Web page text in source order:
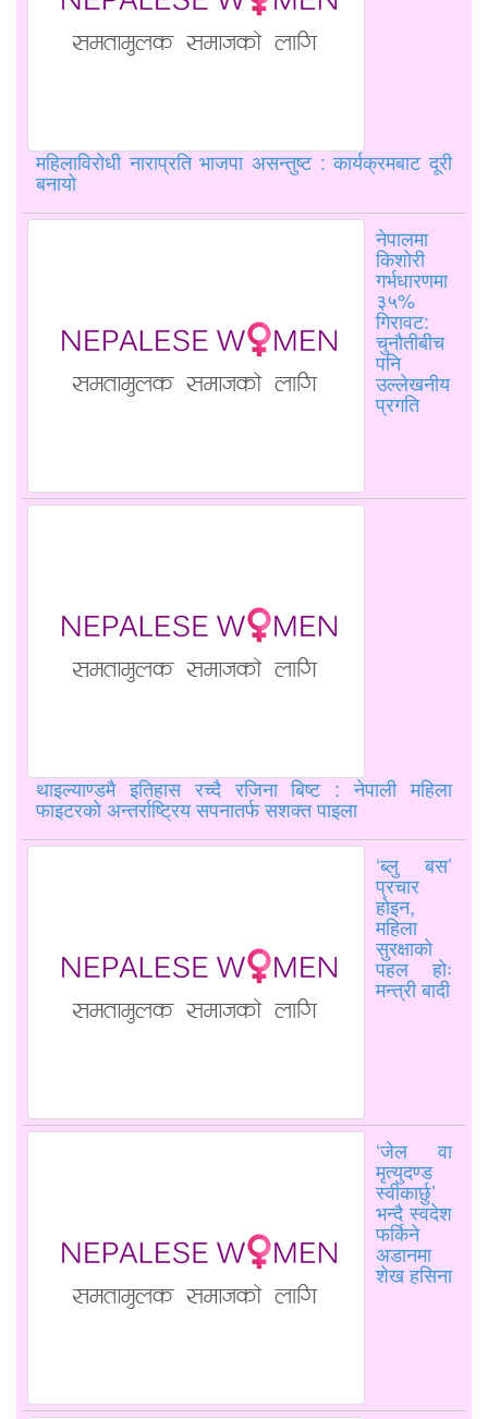
महिलाविरोधी नाराप्रति भाजपा असन्तुष्ट : कार्यक्रमबाट दूरी
बनायो
नेपालमा
किशोरी
गर्भधारणमा
३५%
गिरावट:
चुनौतीबीच
पनि
उल्लेखनीय
प्रगति
थाइल्याण्डमै इतिहास रच्दै रजिना बिष्ट : नेपाली महिला
फाइटरको अन्तर्राष्ट्रिय सपनातर्फ सशक्त पाइला
‘ब्लु बस’
प्रचार
होइन,
महिला
सुरक्षाको
पहल होः
मन्त्री बादी
‘जेल वा
मृत्युदण्ड
स्वीकार्छु’
भन्दै स्वदेश
फर्किने
अडानमा
शेख हसिना